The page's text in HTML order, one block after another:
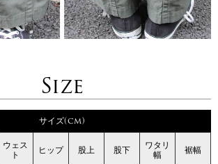
Size
サイズ(cm)
ウェス
ト ヒップ 股上 股下 ワタリ
幅 裾幅